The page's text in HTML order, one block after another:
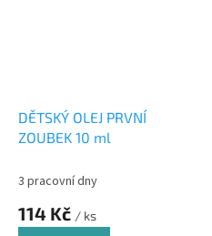
DĚTSKÝ OLEJ PRVNÍ
ZOUBEK 10 ml
3 pracovní dny
114 Kč / ks